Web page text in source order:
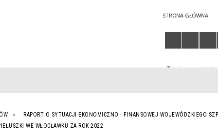
STRONA GŁÓWNA
Twoja
RAPORT O SYTUACJI EKONOMICZNO - FINANSOWEJ WOJEWÓDZKIEGO
WE WŁOCŁAWKU ZA ROK 2022